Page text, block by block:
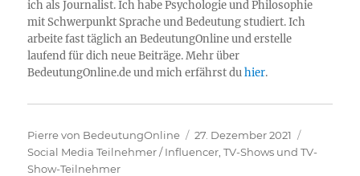
ich als Journalist. Ich habe Psychologie und Philosophie
mit Schwerpunkt Sprache und Bedeutung studiert. Ich
arbeite fast täglich an BedeutungOnline und erstelle
laufend für dich neue Beiträge. Mehr über
BedeutungOnline.de und mich erfährst duhier.
Autor
Pierre von BedeutungOnline
Veröffentlicht
am
27. Dezember 2021
Social Media Teilnehmer / Influencer ,TV-Shows und TV-
Show-Teilnehmer